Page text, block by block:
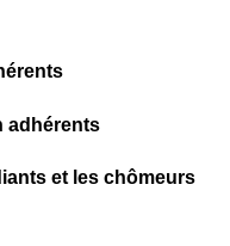
les chômeurs